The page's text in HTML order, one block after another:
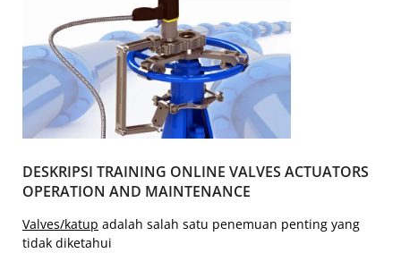
DESKRIPSI TRAINING ONLINE VALVES ACTUATORS
OPERATION AND MAINTENANCE
Valves/katup adalah salah satu penemuan penting yang
tidak diketahui